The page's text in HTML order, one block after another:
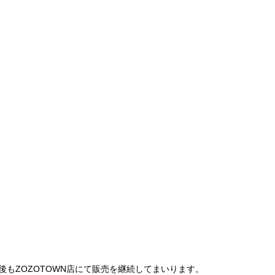
ZOZOTOWN店にて販売を継続してまいります。